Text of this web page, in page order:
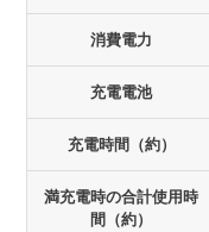
消費電力
充電電池
充電時間（約）
満充電時の合計使用時
間（約）